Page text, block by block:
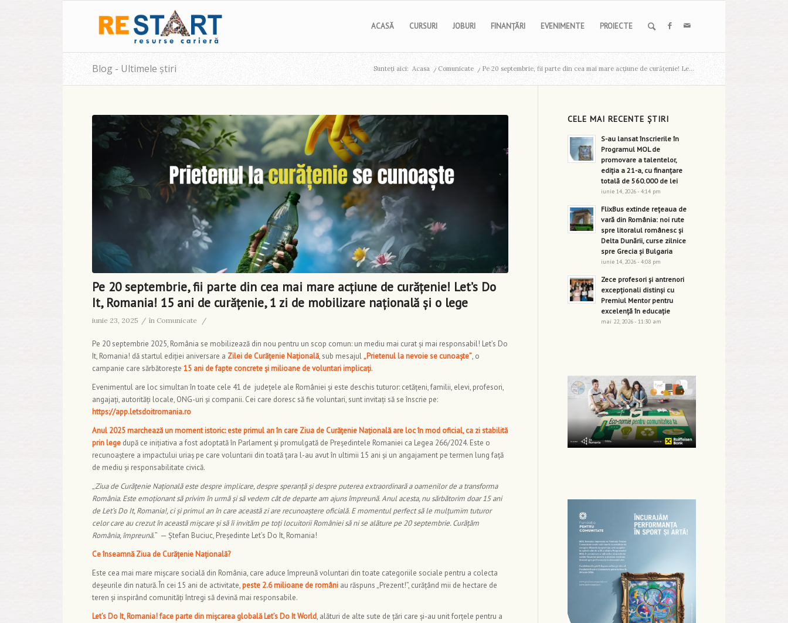
ACASĂ CURSURI JOBURI FINANȚĂRI EVENIMENTE PROIECTE
Blog - Ultimele știri Sunteți aici: Acasa / Comunicate / Pe 20 septembrie, fii parte din cea mai mare acțiune de curățenie! Le...
Pe 20 septembrie, fii parte din cea mai mare acțiune de curățenie! Let’s Do
It, Romania! 15 ani de curățenie, 1 zi de mobilizare națională și o lege
iunie 23, 2025 / în Comunicate /
Pe 20 septembrie 2025, România se mobilizează din nou pentru un scop comun: un mediu mai curat și mai responsabil! Let’s Do
It, Romania! dă startul ediției aniversare a Zilei de Curățenie Națională, sub mesajul„Prietenul la nevoie se cunoaște”, o
campanie care sărbătorește 15 ani de fapte concrete și milioane de voluntari implicați.
Evenimentul are loc simultan în toate cele 41 de județele ale României și este deschis tuturor: cetățeni, familii, elevi, profesori,
angajați, autorități locale, ONG-uri și companii. Cei care doresc să fie voluntari, sunt invitați să se înscrie pe:
https://app.letsdoitromania.ro
Anul 2025 marchează un moment istoric: este primul an în care Ziua de Curățenie Națională are loc în mod oficial, ca zi stabilită
prin lege după ce inițiativa a fost adoptată în Parlament și promulgată de Președintele Romaniei ca Legea 266/2024. Este o
recunoaștere a impactului uriaș pe care voluntarii din toată țara l-au avut în ultimii 15 ani și un angajament pe termen lung față
de mediu și responsabilitate civică.
„Ziua de Curățenie Națională este despre implicare, despre speranță și despre puterea extraordinară a oamenilor de a transforma
România. Este emoționant să privim în urmă și să vedem cât de departe am ajuns împreună. Anul acesta, nu sărbătorim doar 15 ani
de Let’s Do It, Romania!, ci și primul an în care această zi are recunoaștere oficială. E momentul perfect să le mulțumim tuturor
celor care au crezut în această mișcare și să îi invităm pe toți locuitorii României să ni se alăture pe 20 septembrie. Curățăm
România, împreună.” — Ștefan Buciuc, Președinte Let’s Do It, Romania!
Ce înseamnă Ziua de Curățenie Națională?
Este cea mai mare mișcare socială din România, care aduce împreună voluntari din toate categoriile sociale pentru a colecta
deșeurile din natură. În cei 15 ani de activitate,peste 2.6 milioane de români au răspuns „Prezent!”, curățând mii de hectare de
teren și inspirând comunități întregi să devină mai responsabile.
Let’s Do It, Romania! face parte din mișcarea globală Let’s Do It World, alături de alte sute de țări care și-au unit forțele pentru a
CELE MAI RECENTE ȘTIRI
S-au lansat înscrierile în
Programul MOL de
promovare a talentelor,
ediția a 21-a, cu finanțare
totală de 560.000 de lei
iunie 14, 2026 - 4:14 pm
FlixBus extinde rețeaua de
vară din România: noi rute
spre litoralul românesc și
Delta Dunării, curse zilnice
spre Grecia și Bulgaria
iunie 14, 2026 - 4:08 pm
Zece profesori și antrenori
excepționali distinși cu
Premiul Mentor pentru
excelență în educație
mai 22, 2026 - 11:30 am